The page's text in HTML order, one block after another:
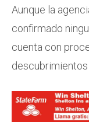
Aunque la
confirmado
cuenta con